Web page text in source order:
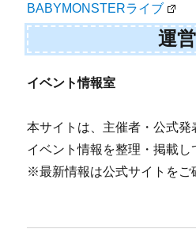
BABYMONSTERライブ
運営
イベント情報室
本サイトは、主催者・公式発
イベント情報を整理・掲載し
※最新情報は公式サイトをご